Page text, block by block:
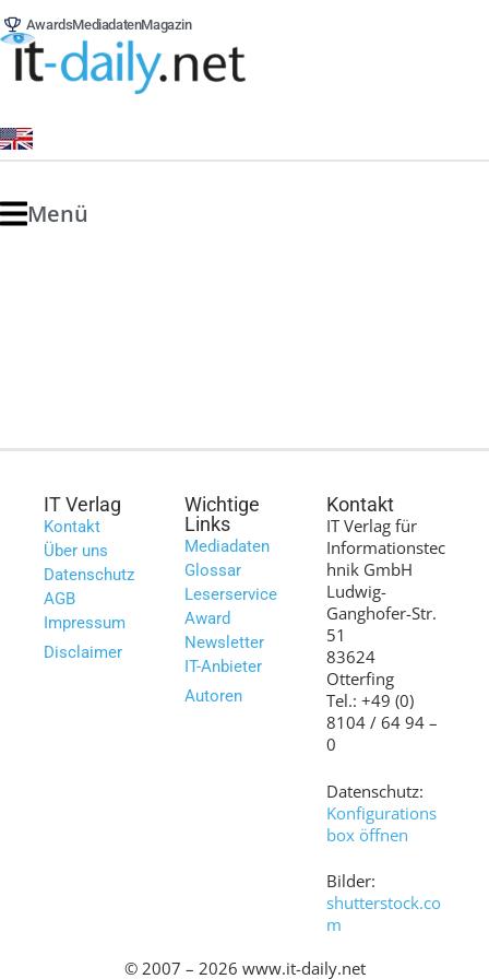
AwardsMediadatenMagazin
Menü
IT Verlag
Kontakt
Über uns
Datenschutz
AGB
Impressum
Disclaimer
Wichtige
Links
Mediadaten
Glossar
Leserservice
Award
Newsletter
IT-Anbieter
Autoren
Kontakt
IT Verlag für
Informationstec
hnik GmbH
Ludwig-
Ganghofer-Str.
51
83624
Otterfing
Tel.: +49 (0)
8104 / 64 94 –
0
Datenschutz:
Konfigurations
box öffnen
Bilder:
shutterstock.co
m
© 2007 – 2026 www.it-daily.net